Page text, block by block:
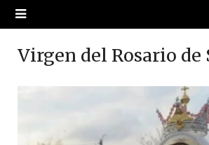
Virgen del Rosario de